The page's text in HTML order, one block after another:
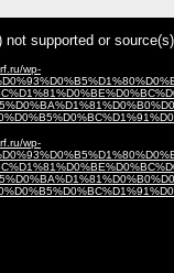
not supported or
wp-
wp-